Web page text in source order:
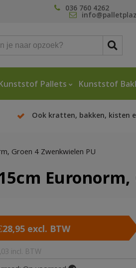
036 760 4262
Pallets Kunststof
Ook kratten, bakken, kisten
Groen 4 Zwenkwielen PU
28,95excl. BTW
incl. BTW